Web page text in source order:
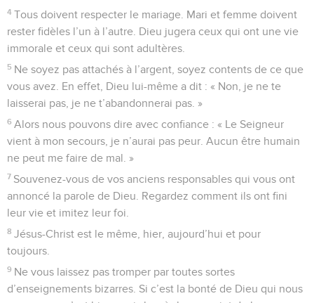
4 Tous doivent respecter le mariage. Mari et femme doivent
rester fidèles l’un à l’autre. Dieu jugera ceux qui ont une vie
immorale et ceux qui sont adultères.
5 Ne soyez pas attachés à l’argent, soyez contents de ce que
vous avez. En effet, Dieu lui-même a dit : « Non, je ne te
laisserai pas, je ne t’abandonnerai pas. »
6 Alors nous pouvons dire avec confiance : « Le Seigneur
vient à mon secours, je n’aurai pas peur. Aucun être humain
ne peut me faire de mal. »
7 Souvenez-vous de vos anciens responsables qui vous ont
annoncé la parole de Dieu. Regardez comment ils ont fini
leur vie et imitez leur foi.
8 Jésus-Christ est le même, hier, aujourd’hui et pour
toujours.
9 Ne vous laissez pas tromper par toutes sortes
d’enseignements bizarres. Si c’est la bonté de Dieu qui nous